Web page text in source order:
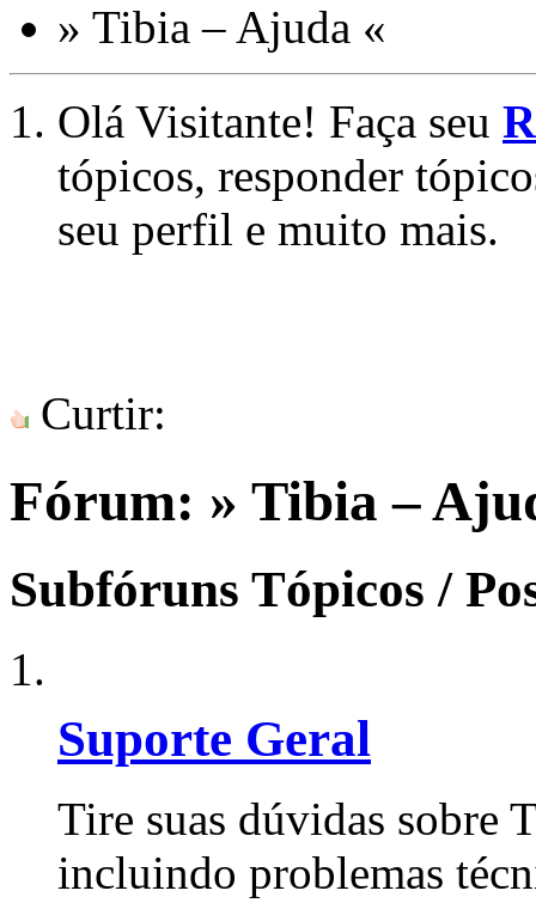
» Tibia – Ajuda «
Olá Visitante! Faça seu
tópicos, responder
seu perfil e muito mais.
Curtir:
Fórum: » Tibia –
Subfóruns Tópicos /
Suporte Geral
Tire suas dúvidas sobre
incluindo problemas